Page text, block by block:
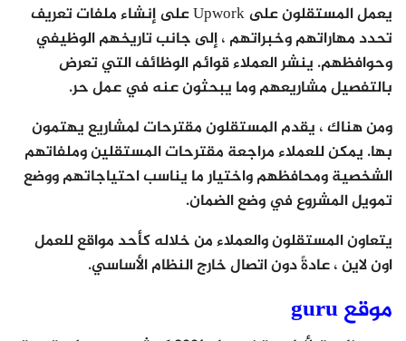
يعمل المستقلون على Upwork على إنشاء ملفات تعريف
تحدد مهاراتهم وخبراتهم ، إلى جانب تاريخهم الوظيفي
وحوافظهم. ينشر العملاء قوائم الوظائف التي تعرض
بالتفصيل مشاريعهم وما يبحثون عنه في عمل حر.
ومن هناك ، يقدم المستقلون مقترحات لمشاريع يهتمون
بها. يمكن للعملاء مراجعة مقترحات المستقلين وملفاتهم
الشخصية ومحافظهم واختيار ما يناسب احتياجاتهم ووضع
تمويل المشروع في وضع الضمان.
يتعاون المستقلون والعملاء من خلاله كأحد مواقع للعمل
اون لاين ، عادةً دون اتصال خارج النظام الأساسي.
موقع guru